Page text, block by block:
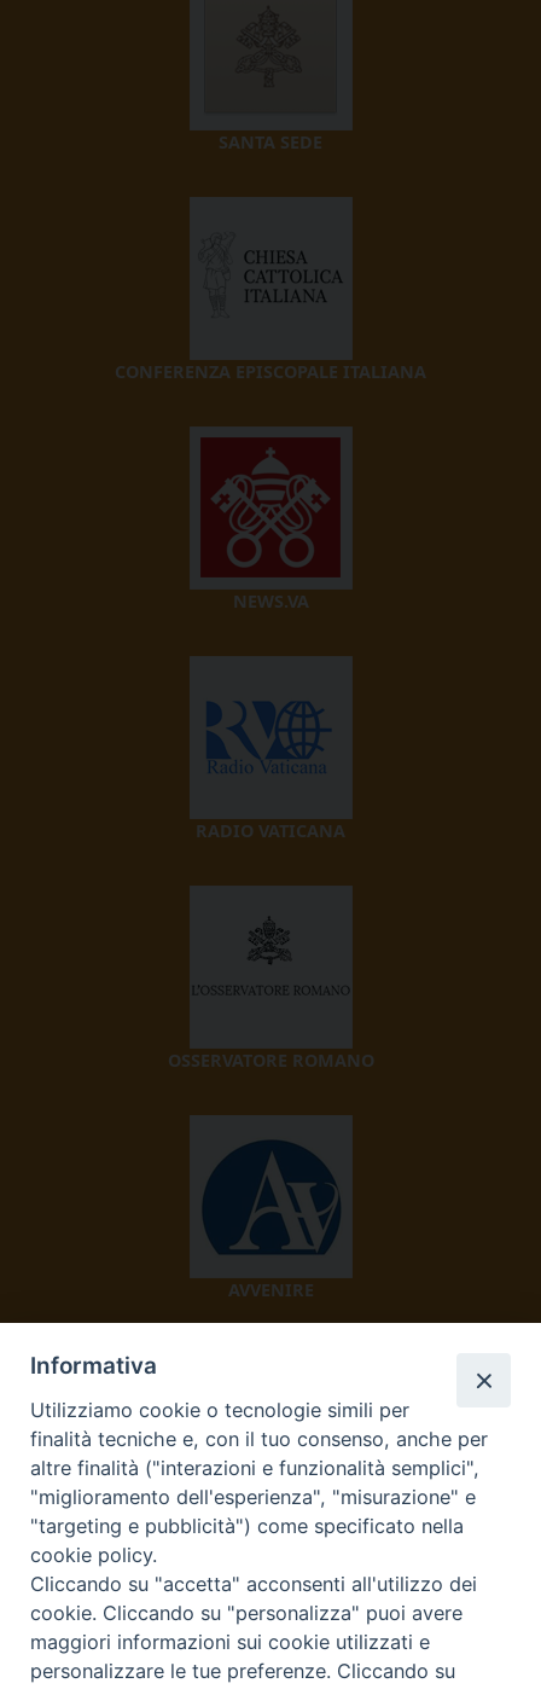
SANTA SEDE
CONFERENZA EPISCOPALE ITALIANA
NEWS.VA
RADIO VATICANA
OSSERVATORE ROMANO
AVVENIRE
TV 2000
Diocesi di Ivrea
Informativa
Utilizziamo cookie o tecnologie simili per
finalità tecniche e, con il tuo consenso, anche per
altre finalità ("interazioni e funzionalità semplici",
"miglioramento dell'esperienza", "misurazione" e
"targeting e pubblicità") come specificato nella
cookie policy.
Cliccando su "accetta" acconsenti all'utilizzo dei
cookie. Cliccando su "personalizza" puoi avere
maggiori informazioni sui cookie utilizzati e
personalizzare le tue preferenze. Cliccando su